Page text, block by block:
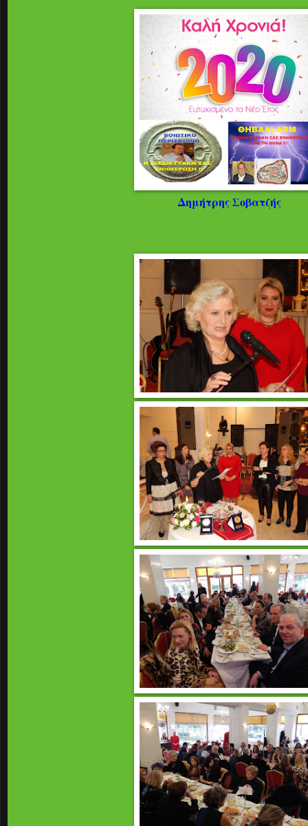
Δημήτρης Σοβατζής